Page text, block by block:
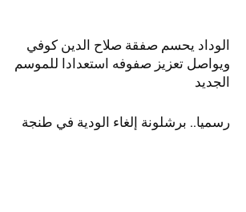
الوداد يحسم صفقة صلاح الدين كوفي
ويواصل تعزيز صفوفه استعدادا للموسم
الجديد
رسميا.. برشلونة إلغاء الودية في طنجة